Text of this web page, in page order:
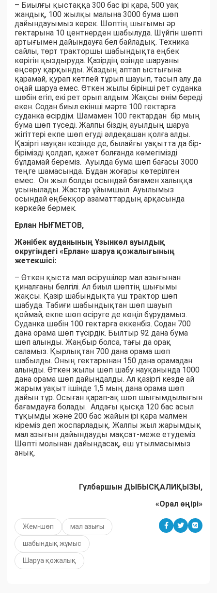
– Биылғы қыстаққа 300 бас ірі қара, 500 уақ
жандық, 100 жылқы малына 3000 бума шөп
дайындауымыз керек. Шөптің шығымы әр
гектарына 10 центнерден шабылуда. Шүйгін шөпті
артығымен дайындауға бел байладық. Техника
сайлы, төрт тракторшы шабындықта еңбек
көрігін қыздыруда. Қазірдің өзінде шаруаны
еңсеру қарқынды. Жаздың аптап ыстығына
қарамай, қурап кетпей тұрып шауып, тасып алу да
оңай шаруа емес. Өткен жылы бірінші рет суданка
шөбін егіп, екі рет орып алдым. Жақсы өнім береді
екен. Содан биыл екінші мәрте 100 гектарға
суданка өсірдім. Шамамен 100 гектардан бір мың
бума шөп түседі. Жалпы біздің ауылдың шаруа
жігіттері екпе шөп егуді әлдеқашан қолға алды.
Қазіргі науқан кезінде де, былайғы уақытта да бір-
бірімізді қолдап, қажет болғанда көмегімізді
бұлдамай береміз. Ауылда бума шөп бағасы 3000
теңге шамасында. Бұдан жоғары көтерілген
емес. Он жыл болды осындай бағамен халыққа
ұсынылады. Жастар ұйымшыл. Ауылымыз
осындай еңбекқор азаматтардың арқасында
көркейе бермек.
Ерлан НЫҒМЕТОВ,
Жәнібек ауданының Ұзынкөл ауылдық
округіндегі «Ерлан» шаруа қожалығының
жетекшісі:
– Өткен қыста мал өсірушілер мал азығынан
қиналғаны белгілі. Ал биыл шөптің шығымы
жақсы. Қазір шабындықта үш трактор шөп
шабуда. Табиғи шабындықтан шөп шауып
қоймай, екпе шөп өсіруге де көңіл бұрудамыз.
Суданка шөбін 100 гектарға еккенбіз. Содан 700
дана орама шөп түсірдік. Былтыр 92 дана бума
шөп алынды. Жаңбыр болса, тағы да орақ
саламыз. Қырлықтан 700 дана орама шөп
шабылды. Оның гектарынан 150 дана орамадан
алынды. Өткен жылы шөп шабу науқанында 1000
дана орама шөп дайындалды. Ал қазіргі кезде ай
жарым уақыт ішінде 1,5 мың дана орама шөп
дайын тұр. Осыған қарап-ақ шөп шығымдылығын
бағамдауға болады. Алдағы қысқа 120 бас асыл
тұқымды және 200 бас жайын ірі қара малмен
кіреміз деп жоспарладық. Жалпы жыл жарымдық
мал азығын дайындауды мақсат-меже етудеміз.
Шөпті молынан дайындасақ, еш ұтылмасымыз
анық.
Гүлбаршын ДЫБЫСҚАЛИҚЫЗЫ,
«Орал өңірі»
Жем-шөп мал азығы
шабындық жұмыс
Шаруа қожалық